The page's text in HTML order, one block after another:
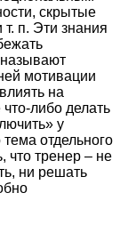
скрытые
п. Эти знания
мотивации
на
либо делать
у
отдельного
что тренер – не
ни решать